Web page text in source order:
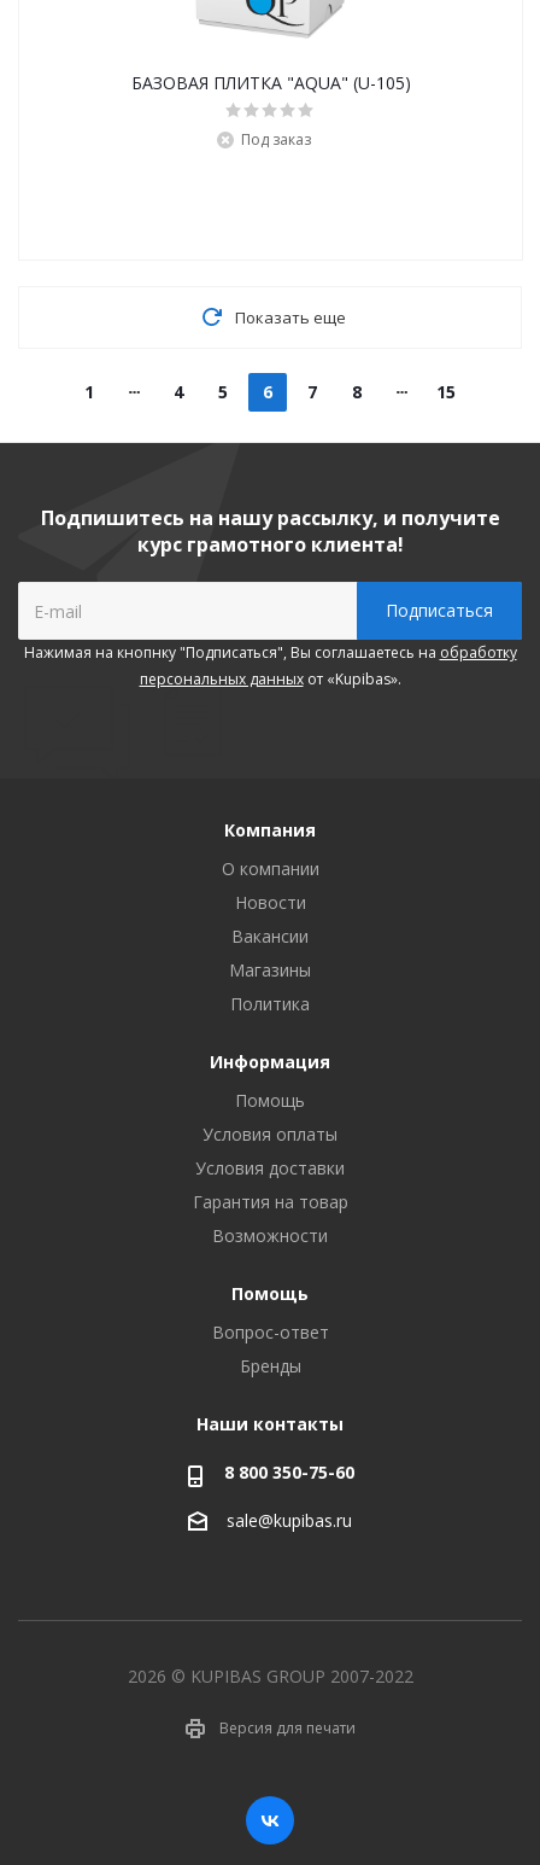
БАЗОВАЯ ПЛИТКА "AQUA" (U-105)
Под заказ
Показать еще
1 4 5 6 7 8 15
Подпишитесь на нашу рассылку, и получите
курс грамотного клиента!
Нажимая на кнопнку "Подписаться", Вы соглашаетесь на обработку
персональных данныхот «Kupibas».
Компания
О компании
Новости
Вакансии
Магазины
Политика
Информация
Помощь
Условия оплаты
Условия доставки
Гарантия на товар
Возможности
Помощь
Вопрос-ответ
Бренды
Наши контакты
8 800 350-75-60
sale@kupibas.ru
2026 © KUPIBAS GROUP 2007-2022
Версия для печати